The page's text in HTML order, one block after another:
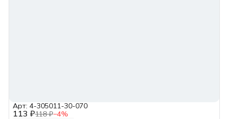
113 ₽118 ₽−4%
Арт: 4-305011-30-070